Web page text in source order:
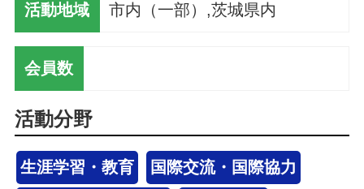
活動地域 市内（一部）,茨城県内
会員数
活動分野
生涯学習・教育 国際交流・国際協力